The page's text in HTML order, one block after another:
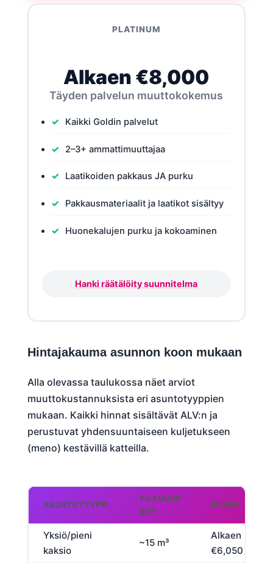
PLATINUM
Alkaen €8,000
Täyden palvelun muuttokokemus
Kaikki Goldin palvelut
2–3+ ammattimuuttajaa
Laatikoiden pakkaus JA purku
Pakkausmateriaalit ja laatikot sisältyy
Huonekalujen purku ja kokoaminen
Hanki räätälöity suunnitelma
Hintajakauma asunnon koon mukaan
Alla olevassa taulukossa näet arviot
muuttokustannuksista eri asuntotyyppien
mukaan. Kaikki hinnat sisältävät ALV:n ja
perustuvat yhdensuuntaiseen kuljetukseen
(meno) kestävillä katteilla.
ASUNTOTYYPPI
TILAVUUS
(M³)
SILVER
Yksiö/pieni
kaksio
~15 m³
Alkaen
€6,050